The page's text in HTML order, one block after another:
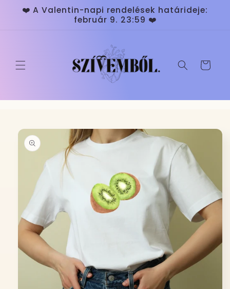
Ugrás a
tartalomhoz
❤️ A Valentin-napi rendelések határideje:
február 9. 23:59 ❤️
Kosár
a